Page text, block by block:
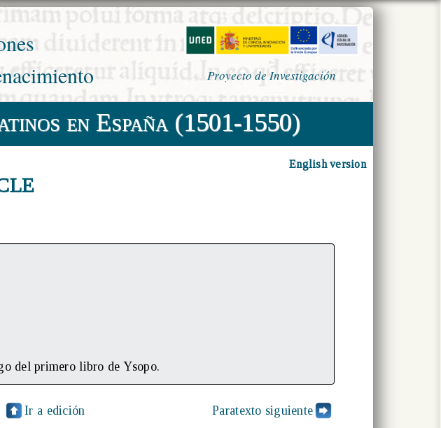
Proyecto de Investigación
en España (1501-1550)
English version
del primero libro de Ysopo.
Ir a edición Paratexto siguiente